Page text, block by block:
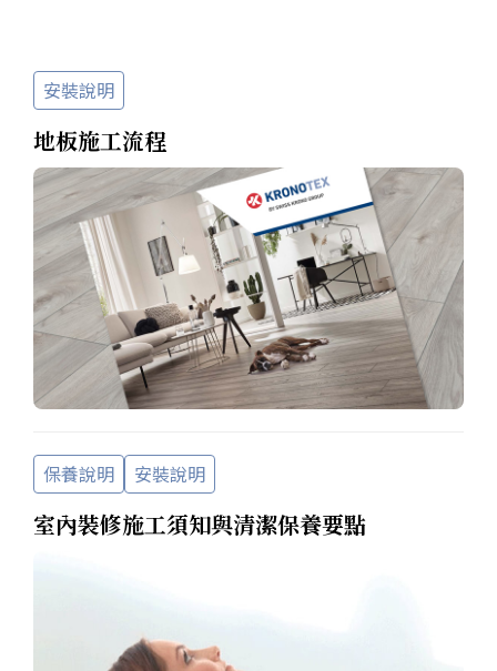
安裝說明
地板施工流程
保養說明 安裝說明
室內裝修施工須知與清潔保養要點